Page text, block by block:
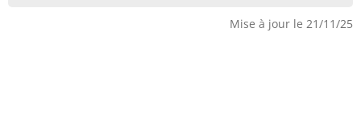
Mise à jour le 21/11/25